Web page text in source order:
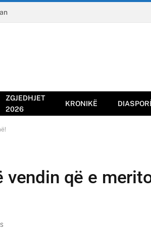
ZGJEDHJET
2026
KRONIKË
vendin që e